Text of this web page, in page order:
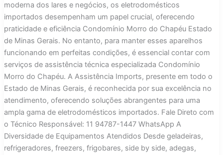
moderna dos lares e negócios, os eletrodomésticos
importados desempenham um papel crucial, oferecendo
praticidade e eficiência Condomínio Morro do Chapéu Estado
de Minas Gerais. No entanto, para manter esses aparelhos
funcionando em perfeitas condições, é essencial contar com
serviços de assistência técnica especializada Condomínio
Morro do Chapéu. A Assistência Imports, presente em todo o
Estado de Minas Gerais, é reconhecida por sua excelência no
atendimento, oferecendo soluções abrangentes para uma
ampla gama de eletrodomésticos importados. Fale Direto com
o Técnico Responsável: 11 94787-1447 WhatsApp A
Diversidade de Equipamentos Atendidos Desde geladeiras,
refrigeradores, freezers, frigobares, side by side, adegas,